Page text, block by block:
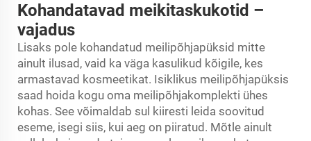
Kohandatavad meikitaskukotid –
vajadus
Lisaks pole kohandatud meilipõhjapüksid mitte
ainult ilusad, vaid ka väga kasulikud kõigile, kes
armastavad kosmeetikat. Isiklikus meilipõhjapüksis
saad hoida kogu oma meilipõhjakomplekti ühes
kohas. See võimaldab sul kiiresti leida soovitud
eseme, isegi siis, kui aeg on piiratud. Mõtle ainult